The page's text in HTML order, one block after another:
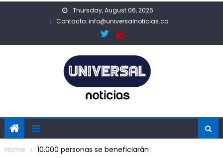
Thursday, August 06, 2026
Contacto: info@universalnoticias.co
Home 10.000 personas se beneficiarán